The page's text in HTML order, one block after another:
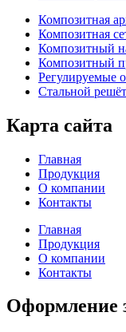
Композитная
Композитная
Композитный
Композитный
Регулируемые
Стальной
Карта сайта
Главная
Продукция
О компании
Контакты
Главная
Продукция
О компании
Контакты
Оформление